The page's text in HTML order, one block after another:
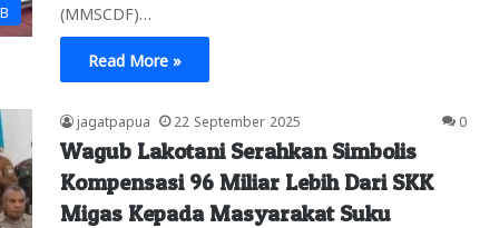
(MMSCDF)…
Read More »
jagatpapua 22 September 2025 0
Wagub Lakotani Serahkan Simbolis
Kompensasi 96 Miliar Lebih Dari SKK
Migas Kepada Masyarakat Suku